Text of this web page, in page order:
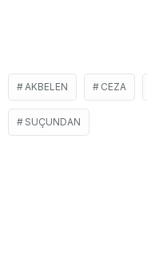
AKBELEN CEZA
SUÇUNDAN